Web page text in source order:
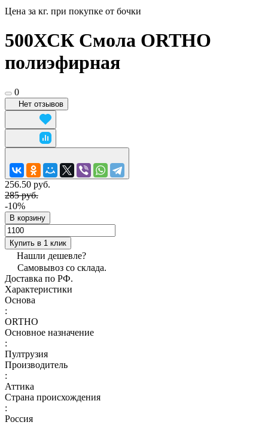
Цена за кг. при покупке от бочки
500ХСК Смола ORTHO
полиэфирная
0
Нет отзывов
256.50 руб.
285 руб.
-10%
В корзину
Купить в 1 клик
Нашли дешевле?
Самовывоз со склада.
Доставка по РФ.
Характеристики
Основа
:
ORTHO
Основное назначение
:
Пултрузия
Производитель
:
Аттика
Страна происхождения
:
Россия